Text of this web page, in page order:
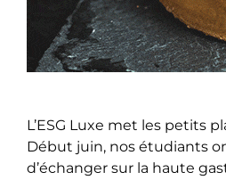
L’ESG Luxe met les petits
Début juin, nos étudiants
d’échanger sur la haute